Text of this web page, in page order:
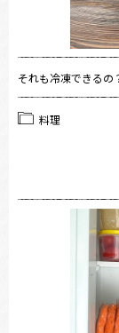
それも冷凍できるの
料理